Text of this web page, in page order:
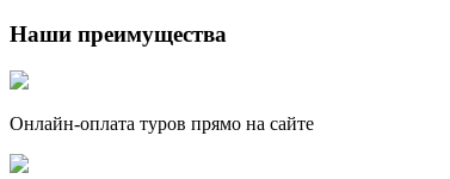
Наши преимущества
Онлайн-оплата туров прямо на сайте